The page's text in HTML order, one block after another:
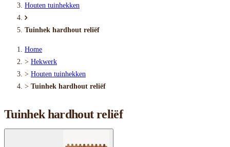
Houten tuinhekken
Tuinhek hardhout reliëf
Home
> Hekwerk
> Houten tuinhekken
> Tuinhek hardhout reliëf
Tuinhek hardhout reliëf